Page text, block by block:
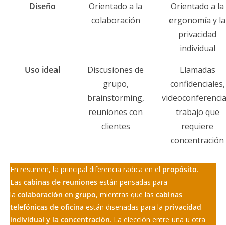
Diseño
Orientado a la
colaboración
Orientado a la
ergonomía y la
privacidad
individual
Uso ideal
Discusiones de
grupo,
brainstorming,
reuniones con
clientes
Llamadas
confidenciales,
trabajo que
requiere
concentración
En resumen, la principal diferencia radica en el propósito.
Las cabinas de reuniones están pensadas para
la colaboración en grupo, mientras que las cabinas
telefónicas de oficina están diseñadas para la privacidad
individual y la concentración. La elección entre una u otra